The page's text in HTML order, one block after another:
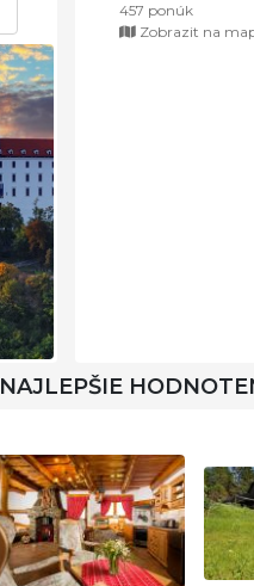
457 ponúk
Zobrazit na
NAJLEPŠIE